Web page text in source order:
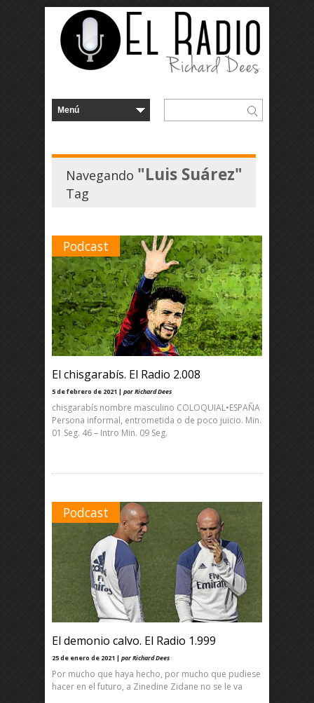
Navegando "Luis Suárez"
Tag
Podcast
El chisgarabís. El Radio 2.008
5 de febrero de 2021 | por Richard Dees
chisgarabís nombre masculino COLOQUIAL•ESPAÑA
Persona informal, entrometida o de poco juicio. Min.
01 Seg. 46 – Intro Min. 09 Seg.
Podcast
El demonio calvo. El Radio 1.999
25 de enero de 2021 | por Richard Dees
Por mucho que haya hecho, por mucho que pudiese
hacer en el futuro, a Zinedine Zidane no se le va